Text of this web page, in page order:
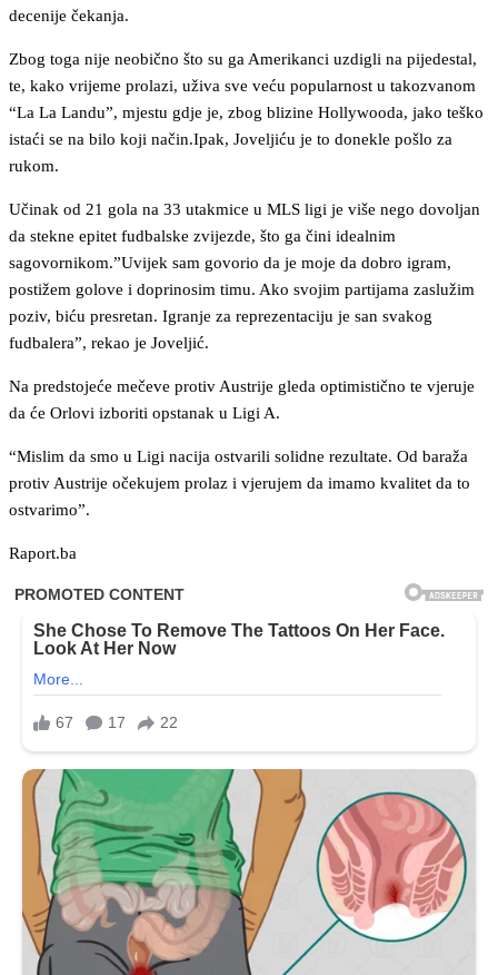
decenije čekanja.
Zbog toga nije neobično što su ga Amerikanci uzdigli na pijedestal,
te, kako vrijeme prolazi, uživa sve veću popularnost u takozvanom
“La La Landu”, mjestu gdje je, zbog blizine Hollywooda, jako teško
istaći se na bilo koji način.Ipak, Joveljiću je to donekle pošlo za
rukom.
Učinak od 21 gola na 33 utakmice u MLS ligi je više nego dovoljan
da stekne epitet fudbalske zvijezde, što ga čini idealnim
sagovornikom.”Uvijek sam govorio da je moje da dobro igram,
postižem golove i doprinosim timu. Ako svojim partijama zaslužim
poziv, biću presretan. Igranje za reprezentaciju je san svakog
fudbalera”, rekao je Joveljić.
Na predstojeće mečeve protiv Austrije gleda optimistično te vjeruje
da će Orlovi izboriti opstanak u Ligi A.
“Mislim da smo u Ligi nacija ostvarili solidne rezultate. Od baraža
protiv Austrije očekujem prolaz i vjerujem da imamo kvalitet da to
ostvarimo”.
Raport.ba